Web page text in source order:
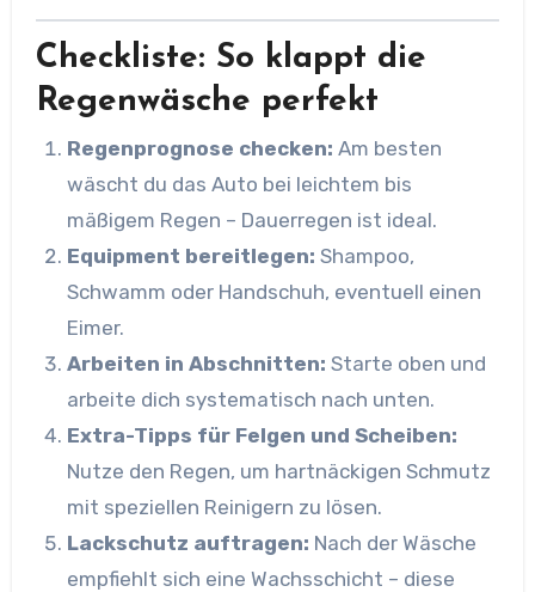
Checkliste: So klappt die
Regenwäsche perfekt
Regenprognose checken: Am besten
wäscht du das Auto bei leichtem bis
mäßigem Regen – Dauerregen ist ideal.
Equipment bereitlegen: Shampoo,
Schwamm oder Handschuh, eventuell einen
Eimer.
Arbeiten in Abschnitten: Starte oben und
arbeite dich systematisch nach unten.
Extra-Tipps für Felgen und Scheiben:
Nutze den Regen, um hartnäckigen Schmutz
mit speziellen Reinigern zu lösen.
Lackschutz auftragen: Nach der Wäsche
empfiehlt sich eine Wachsschicht – diese